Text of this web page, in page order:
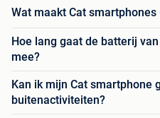
Wat maakt Cat
Hoe lang gaat de batterij
mee?
Kan ik mijn Cat smartphone
buitenactiviteiten?